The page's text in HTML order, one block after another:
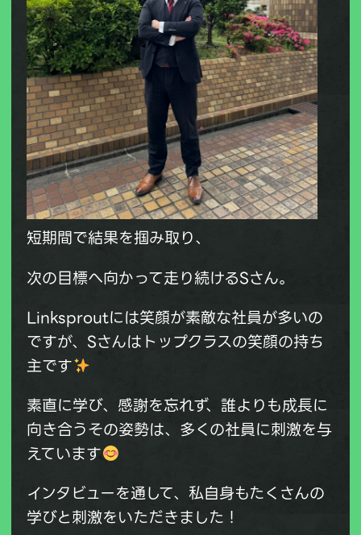
短期間で結果を掴み取り、
次の目標へ向かって走り続けるSさん。
Linksproutには笑顔が素敵な社員が多いの
ですが、Sさんはトップクラスの笑顔の持ち
主です
素直に学び、感謝を忘れず、誰よりも成長に
向き合うその姿勢は、多くの社員に刺激を与
えています
インタビューを通して、私自身もたくさんの
学びと刺激をいただきました！